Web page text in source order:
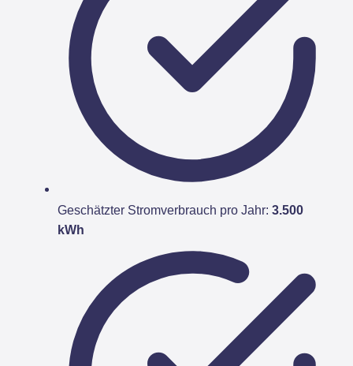
Geschätzter Stromverbrauch pro Jahr: 3.500
kWh